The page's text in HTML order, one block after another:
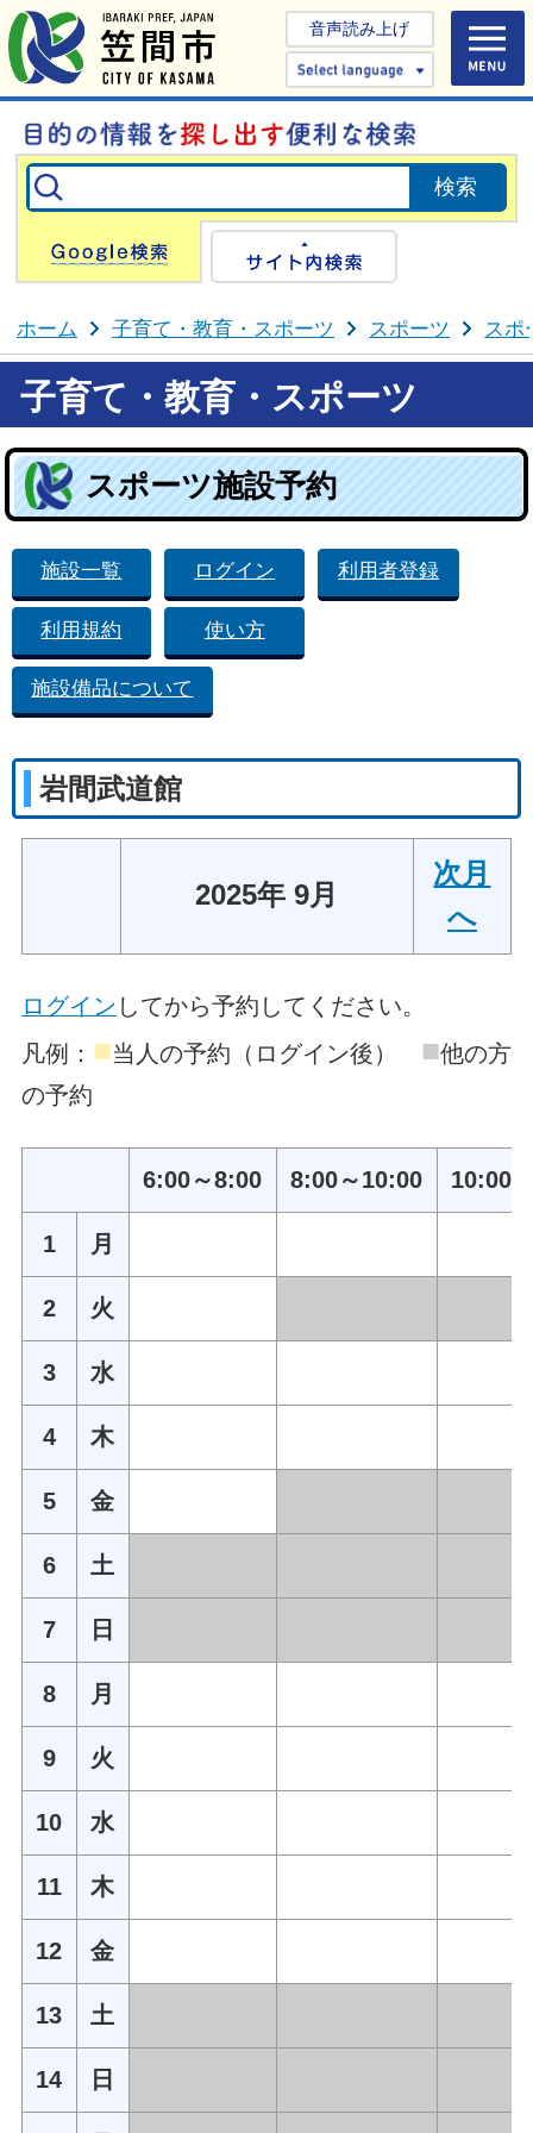
音声読み上げ
Select
Google検索
ホーム 子育て・教育・スポーツ スポーツ スポ
子育て・教育・スポーツ
スポーツ施設予約
施設一覧 ログイン 利用者登録
利用規約 使い方
施設備品について
岩間武道館
2025年 9月
次月
へ
ログイン してから予約してください。
凡例： ■当人の予約（ログイン後） ■他の方
の予約
6:00～8:00 8:00～10:00 10:00
1 月
2 火
3 水
4 木
5 金
6 土
7 日
8 月
9 火
10 水
11 木
12 金
13 土
14 日